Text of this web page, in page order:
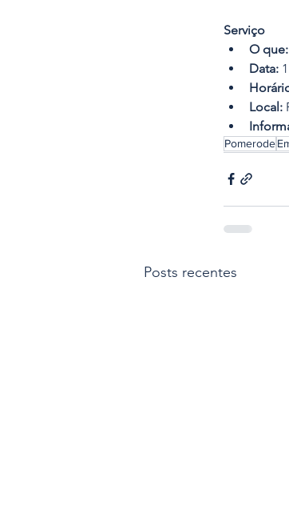
Serviço
O que:
Data:
Local:
Pomerode
Posts recentes